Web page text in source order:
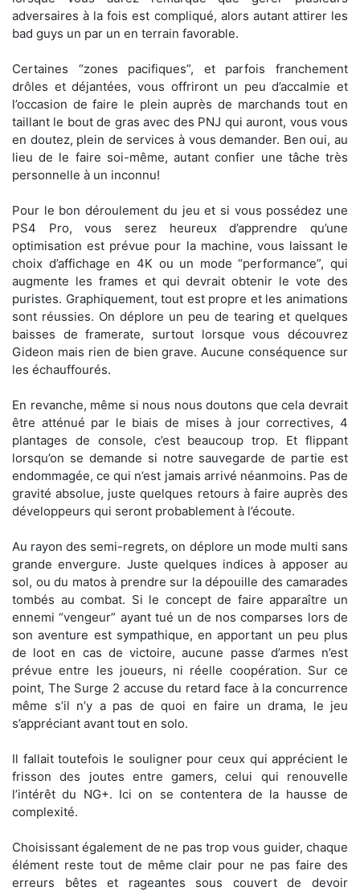
adversaires à la fois est compliqué, alors autant attirer les
bad guys un par un en terrain favorable.
Certaines “zones pacifiques”, et parfois franchement
drôles et déjantées, vous offriront un peu d’accalmie et
l’occasion de faire le plein auprès de marchands tout en
taillant le bout de gras avec des PNJ qui auront, vous vous
en doutez, plein de services à vous demander. Ben oui, au
lieu de le faire soi-même, autant confier une tâche très
personnelle à un inconnu!
Pour le bon déroulement du jeu et si vous possédez une
PS4 Pro, vous serez heureux d’apprendre qu’une
optimisation est prévue pour la machine, vous laissant le
choix d’affichage en 4K ou un mode “performance”, qui
augmente les frames et qui devrait obtenir le vote des
puristes. Graphiquement, tout est propre et les animations
sont réussies. On déplore un peu de tearing et quelques
baisses de framerate, surtout lorsque vous découvrez
Gideon mais rien de bien grave. Aucune conséquence sur
les échauffourés.
En revanche, même si nous nous doutons que cela devrait
être atténué par le biais de mises à jour correctives, 4
plantages de console, c’est beaucoup trop. Et flippant
lorsqu’on se demande si notre sauvegarde de partie est
endommagée, ce qui n’est jamais arrivé néanmoins. Pas de
gravité absolue, juste quelques retours à faire auprès des
développeurs qui seront probablement à l’écoute.
Au rayon des semi-regrets, on déplore un mode multi sans
grande envergure. Juste quelques indices à apposer au
sol, ou du matos à prendre sur la dépouille des camarades
tombés au combat. Si le concept de faire apparaître un
ennemi “vengeur” ayant tué un de nos comparses lors de
son aventure est sympathique, en apportant un peu plus
de loot en cas de victoire, aucune passe d’armes n’est
prévue entre les joueurs, ni réelle coopération. Sur ce
point, The Surge 2 accuse du retard face à la concurrence
même s’il n’y a pas de quoi en faire un drama, le jeu
s’appréciant avant tout en solo.
Il fallait toutefois le souligner pour ceux qui apprécient le
frisson des joutes entre gamers, celui qui renouvelle
l’intérêt du NG+. Ici on se contentera de la hausse de
complexité.
Choisissant également de ne pas trop vous guider, chaque
élément reste tout de même clair pour ne pas faire des
erreurs bêtes et rageantes sous couvert de devoir